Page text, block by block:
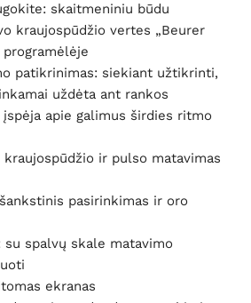
skaitmeniniu būdu
kraujospūdžio vertes „Beurer
programėlėje
patikrinimas: siekiant užtikrinti,
uždėta ant rankos
apie galimus širdies ritmo
ir pulso matavimas
pasirinkimas ir oro
spalvų skale matavimo
ekranas